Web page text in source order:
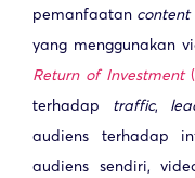
pemanfaatan content
yang menggunakan
Return of Investment
terhadap traffic,
audiens terhadap
audiens sendiri,